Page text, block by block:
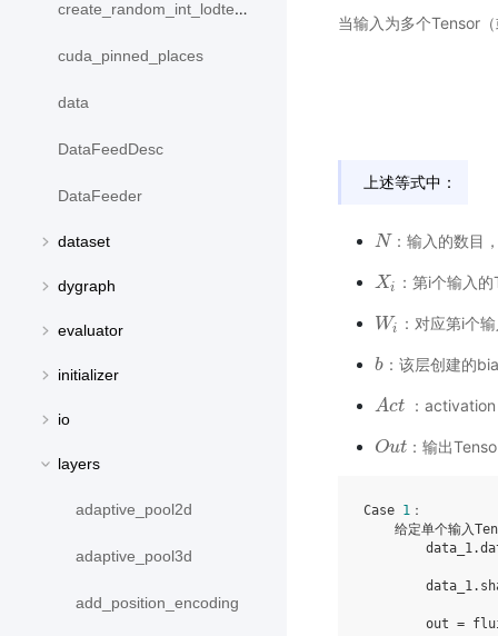
create_random_int_lodtensor
cuda_pinned_places
data
DataFeedDesc
DataFeeder
dataset
dygraph
evaluator
initializer
io
layers
adaptive_pool2d
adaptive_pool3d
add_position_encoding
当输入为多个Tensor
上述等式中：
N
N ：输入的数目
Xi
Xi ：第i个输入
Wi
Wi ：对应第i个
b
b：该层创建的
Act
Act ：activation
Out
Out ：输出
Case 1 ：
给定单个输入
out =